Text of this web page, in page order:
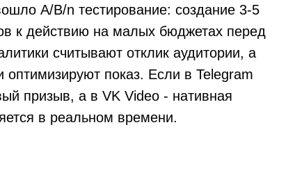
A/B/n тестирование: создание 3-5
к действию на малых бюджетах перед
считывают отклик аудитории, а
показ. Если в Telegram
призыв, а в VK Video - нативная
в реальном времени.